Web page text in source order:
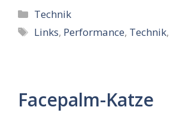
Kategorien
Technik
Schlagwörter
Links, Performance, Technik
Facepalm-Katze